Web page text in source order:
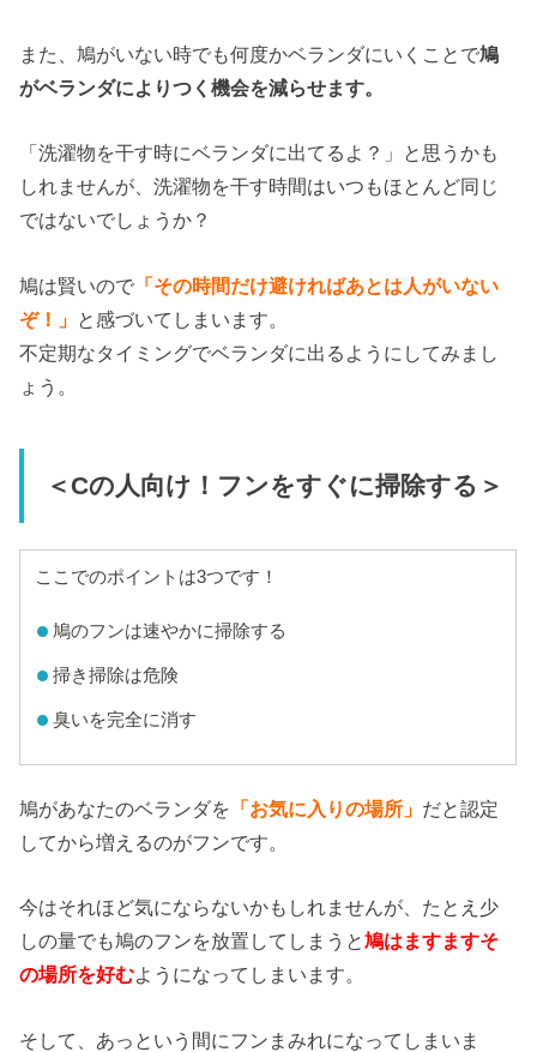
また、鳩がいない時でも何度かベランダにいくことで鳩
がベランダによりつく機会を減らせます。
「洗濯物を干す時にベランダに出てるよ？」と思うかも
しれませんが、洗濯物を干す時間はいつもほとんど同じ
ではないでしょうか？
鳩は賢いので 「その時間だけ避ければあとは人がいない
ぞ！」 と感づいてしまいます。
不定期なタイミングでベランダに出るようにしてみまし
ょう。
＜Cの人向け！フンをすぐに掃除する＞
ここでのポイントは3つです！
鳩のフンは速やかに掃除する
掃き掃除は危険
臭いを完全に消す
鳩があなたのベランダを 「お気に入りの場所」 だと認定
してから増えるのがフンです。
今はそれほど気にならないかもしれませんが、たとえ少
しの量でも鳩のフンを放置してしまうと鳩はますますそ
の場所を好むようになってしまいます。
そして、あっという間にフンまみれになってしまいま